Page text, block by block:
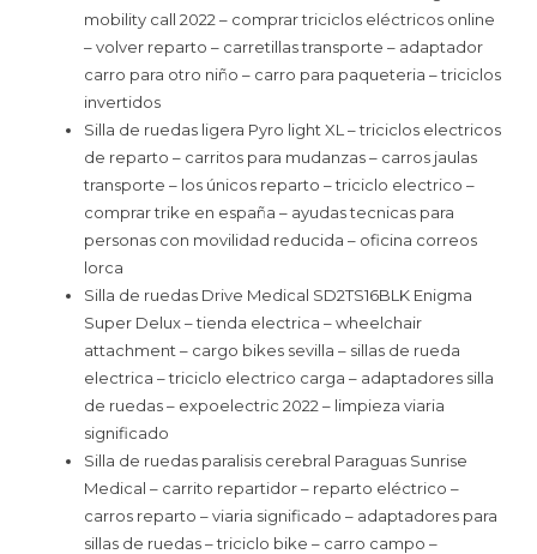
mobility call 2022 – comprar triciclos eléctricos online
– volver reparto – carretillas transporte – adaptador
carro para otro niño – carro para paqueteria – triciclos
invertidos
Silla de ruedas ligera Pyro light XL – triciclos electricos
de reparto – carritos para mudanzas – carros jaulas
transporte – los únicos reparto – triciclo electrico –
comprar trike en españa – ayudas tecnicas para
personas con movilidad reducida – oficina correos
lorca
Silla de ruedas Drive Medical SD2TS16BLK Enigma
Super Delux – tienda electrica – wheelchair
attachment – cargo bikes sevilla – sillas de rueda
electrica – triciclo electrico carga – adaptadores silla
de ruedas – expoelectric 2022 – limpieza viaria
significado
Silla de ruedas paralisis cerebral Paraguas Sunrise
Medical – carrito repartidor – reparto eléctrico –
carros reparto – viaria significado – adaptadores para
sillas de ruedas – triciclo bike – carro campo –